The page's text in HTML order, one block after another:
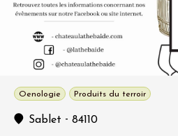
Oenologie Produits du terroir
Sablet - 84110